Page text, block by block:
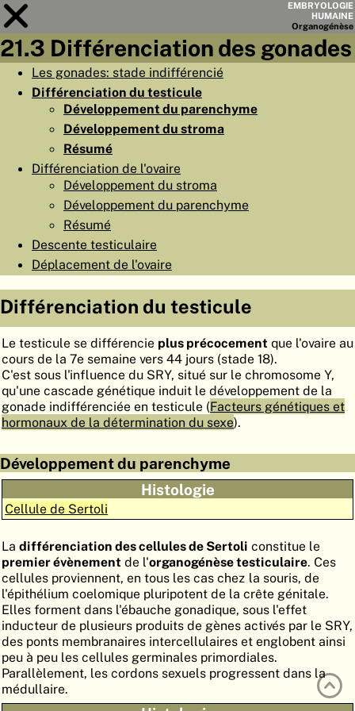
EMBRYOLOGIE
HUMAINE
Organogénèse
Module21
LISTE DES CHAPITRES
EMBRYO
ORGANOGÉNÈSE
ATLASEMBRYOLOGY
RECHERCHER
DE
EN
21.3 Différenciation des gonades
Les gonades: stade indifférencié
Différenciation du testicule
Développement du parenchyme
Développement du stroma
Résumé
Différenciation de l'ovaire
Développement du stroma
Développement du parenchyme
Résumé
Descente testiculaire
Déplacement de l'ovaire
Différenciation du testicule
Le testicule se différencie plus précocement que l'ovaire au
cours de la 7e semaine vers 44 jours (stade 18).
C'est sous l'influence du SRY, situé sur le chromosome Y,
qu'une cascade génétique induit le développement de la
gonade indifférenciée en testicule (Facteurs génétiques et
hormonaux de la détermination du sexe).
Développement du parenchyme
Histologie
Cellule de Sertoli
La différenciation des cellules de Sertoli constitue le
premier évènement de l'organogénèse testiculaire. Ces
cellules proviennent, en tous les cas chez la souris, de
l'épithélium coelomique pluripotent de la crête génitale.
Elles forment dans l'ébauche gonadique, sous l'effet
inducteur de plusieurs produits de gènes activés par le SRY,
des ponts membranaires intercellulaires et englobent ainsi
peu à peu les cellules germinales primordiales.
Parallèlement, les cordons sexuels progressent dans la
médullaire.